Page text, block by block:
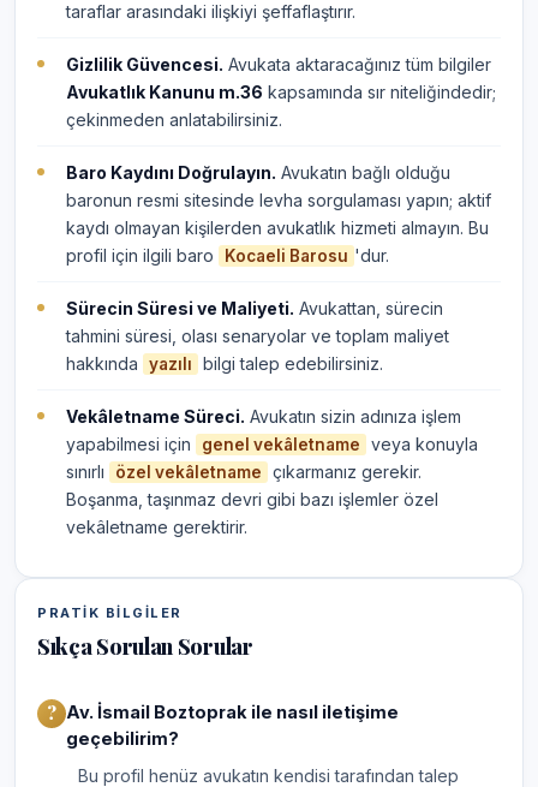
taraflar arasındaki ilişkiyi şeffaflaştırır.
Gizlilik Güvencesi. Avukata aktaracağınız tüm bilgiler
Avukatlık Kanunu m.36 kapsamında sır niteliğindedir;
çekinmeden anlatabilirsiniz.
Baro Kaydını Doğrulayın. Avukatın bağlı olduğu
baronun resmi sitesinde levha sorgulaması yapın; aktif
kaydı olmayan kişilerden avukatlık hizmeti almayın. Bu
profil için ilgili baro
Kocaeli Barosu 'dur.
Sürecin Süresi ve Maliyeti. Avukattan, sürecin
tahmini süresi, olası senaryolar ve toplam maliyet
hakkında
yazılı bilgi talep edebilirsiniz.
Vekâletname Süreci. Avukatın sizin adınıza işlem
yapabilmesi için
genel vekâletname
veya konuyla
sınırlı
özel vekâletname
çıkarmanız gerekir.
Boşanma, taşınmaz devri gibi bazı işlemler özel
vekâletname gerektirir.
PRATIK BILGILER
Sıkça Sorulan Sorular
Av. İsmail Boztoprak ile nasıl iletişime
geçebilirim?
Bu profil henüz avukatın kendisi tarafından talep